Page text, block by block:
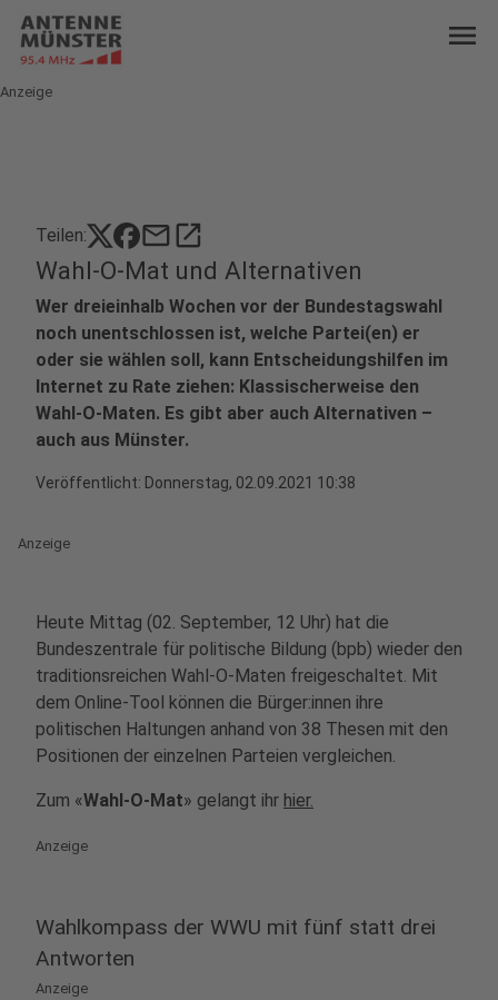
menu
Anzeige
Teilen: mailopen_in_new
Wahl-O-Mat und Alternativen
Wer dreieinhalb Wochen vor der Bundestagswahl
noch unentschlossen ist, welche Partei(en) er
oder sie wählen soll, kann Entscheidungshilfen im
Internet zu Rate ziehen: Klassischerweise den
Wahl-O-Maten. Es gibt aber auch Alternativen –
auch aus Münster.
Veröffentlicht: Donnerstag, 02.09.2021 10:38
Anzeige
Heute Mittag (02. September, 12 Uhr) hat die
Bundeszentrale für politische Bildung (bpb) wieder den
traditionsreichen Wahl-O-Maten freigeschaltet. Mit
dem Online-Tool können die Bürger:innen ihre
politischen Haltungen anhand von 38 Thesen mit den
Positionen der einzelnen Parteien vergleichen.
Zum «Wahl-O-Mat» gelangt ihr hier.
Anzeige
Wahlkompass der WWU mit fünf statt drei
Antworten
Anzeige